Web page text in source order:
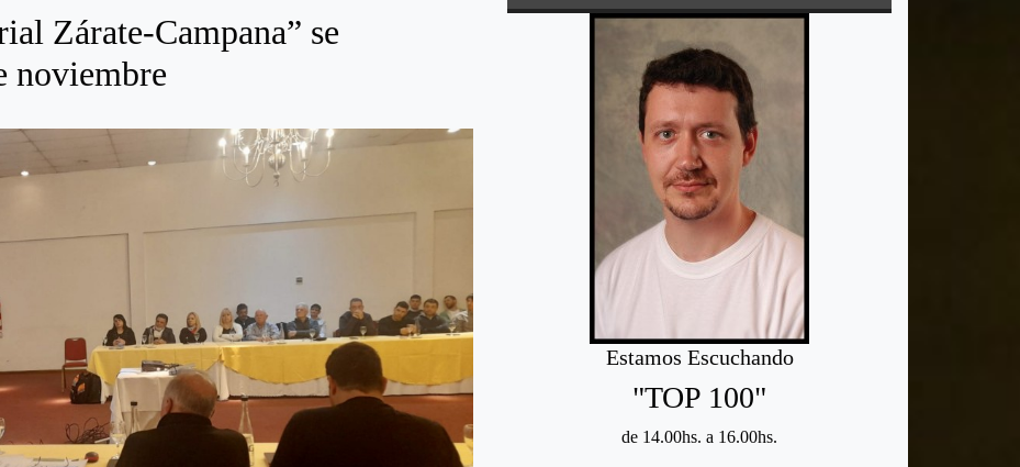
Zárate-Campana” se
noviembre
Estamos Escuchando
"TOP 100"
de 14.00hs. a 16.00hs.